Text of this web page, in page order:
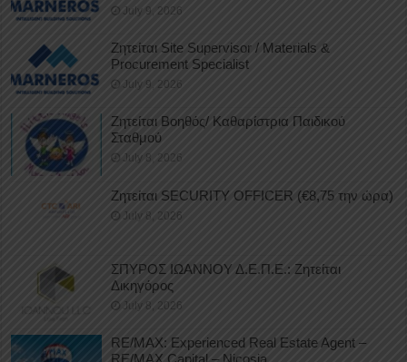
July 9, 2026
Ζητείται Site Supervisor / Materials &
Procurement Specialist
July 9, 2026
Ζητείται Βοηθός/ Καθαρίστρια Παιδικού
Σταθμού
July 8, 2026
Ζητείται SECURITY OFFICER (€8,75 την ώρα)
July 8, 2026
ΣΠΥΡΟΣ ΙΩΑΝΝΟΥ Δ.Ε.Π.Ε.: Ζητείται
Δικηγόρος
July 8, 2026
RE/MAX: Experienced Real Estate Agent –
RE/MAX Capital – Nicosia